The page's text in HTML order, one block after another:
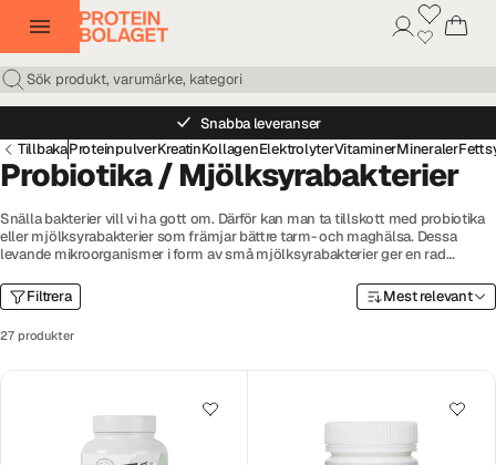
Snabba leveranser
TillbakaProteinpulverKreatinKollagenElektrolyterVitaminerMineraler
Probiotika / Mjölksyrabakterier
Snälla bakterier vill vi ha gott om. Därför kan man ta tillskott med probiotika
eller mjölksyrabakterier som främjar bättre tarm- och maghälsa. Dessa
levande mikroorganismer i form av små mjölksyrabakterier ger en rad
tarmens motståndskraft mot infektioner. Här finner du probiotika eller
mjölksyrabakterier till bra priser och av hög kvalitet. Vi har ett brett utbud
mage.
Filtrera
27 produkter
Mest relevant